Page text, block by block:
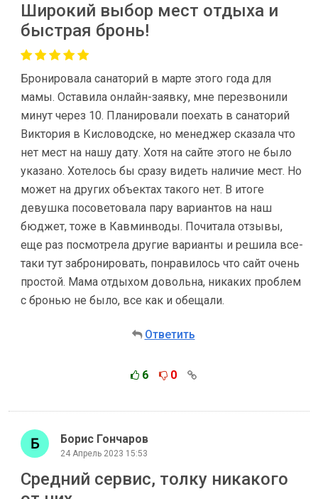
Широкий выбор мест отдыха и
быстрая бронь!
Бронировала санаторий в марте этого года для
мамы. Оставила онлайн-заявку, мне перезвонили
минут через 10. Планировали поехать в санаторий
Виктория в Кисловодске, но менеджер сказала что
нет мест на нашу дату. Хотя на сайте этого не было
указано. Хотелось бы сразу видеть наличие мест. Но
может на других объектах такого нет. В итоге
девушка посоветовала пару вариантов на наш
бюджет, тоже в Кавминводы. Почитала отзывы,
еще раз посмотрела другие варианты и решила все-
таки тут забронировать, понравилось что сайт очень
простой. Мама отдыхом довольна, никаких проблем
с бронью не было, все как и обещали.
Ответить
6 0
Борис Гончаров
24 Апрель 2023 15:53
Средний сервис, толку никакого